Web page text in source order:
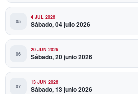
4 JUL 2026
Sábado, 04 julio 2026
20 JUN 2026
Sábado, 20 junio 2026
13 JUN 2026
Sábado, 13 junio 2026